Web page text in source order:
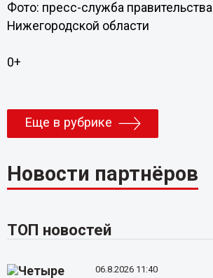
Фото: пресс-служба правительства
Нижегородской области
0+
Еще в рубрике
Новости партнёров
ТОП новостей
06.8.2026 11:40